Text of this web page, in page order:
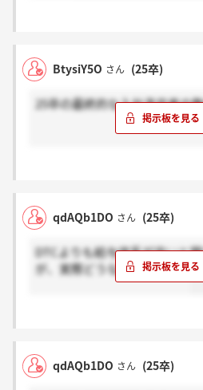
BtysiY5O さん (25卒)
25卒の最終的な入社予定者の
qdAQb1DO さん (25卒)
DTCよりも給与体系が良いと
が、実際どうなのでしょう。
qdAQb1DO さん (25卒)